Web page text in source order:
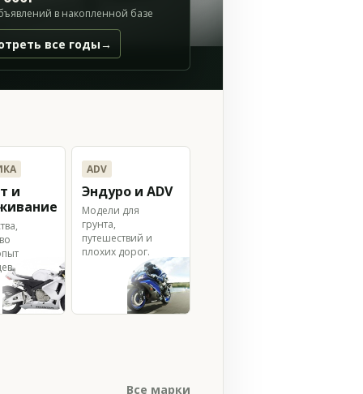
в накопленной базе
все годы→
и
ADV
Эндуро и ADV
Модели для
грунта,
путешествий и
плохих дорог.
Все марки